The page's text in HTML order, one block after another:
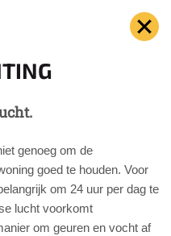
genoeg om de
goed te houden. Voor
om 24 uur per dag te
lucht voorkomt
om geuren en vocht af